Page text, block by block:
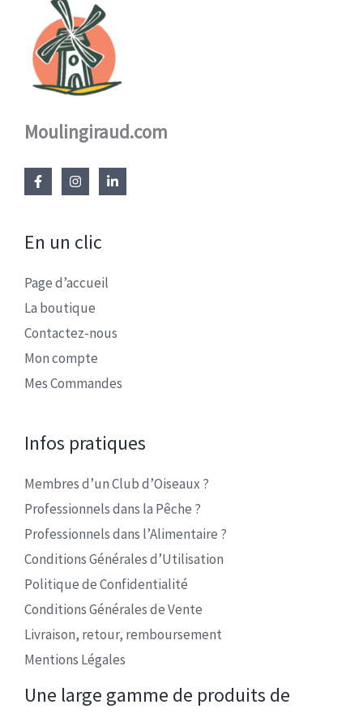
Moulingiraud.com
En un clic
Page d’accueil
La boutique
Contactez-nous
Mon compte
Mes Commandes
Infos pratiques
Membres d’un Club d’Oiseaux ?
Professionnels dans la Pêche ?
Professionnels dans l’Alimentaire ?
Conditions Générales d’Utilisation
Politique de Confidentialité
Conditions Générales de Vente
Livraison, retour, remboursement
Mentions Légales
Une large gamme de produits de